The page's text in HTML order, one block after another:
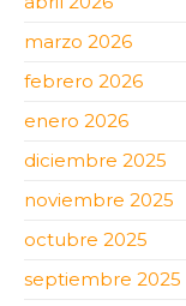
marzo 2026
febrero 2026
enero 2026
diciembre 2025
noviembre 2025
octubre 2025
septiembre 2025